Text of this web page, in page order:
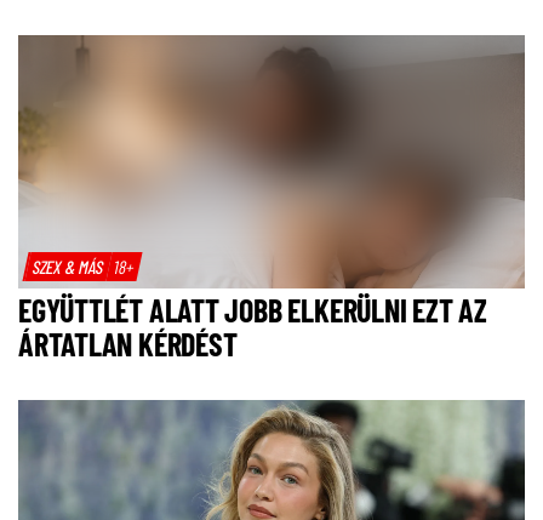
SZEX & MÁS 18+
EGYÜTTLÉT ALATT JOBB ELKERÜLNI EZT AZ
ÁRTATLAN KÉRDÉST